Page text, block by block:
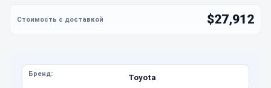
$27,912
Бренд: Toyota